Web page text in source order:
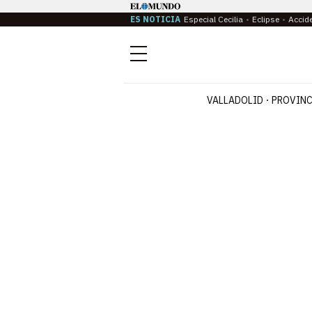
ES NOTICIA Especial Cecilia Eclipse
Menú
VALLADOLID